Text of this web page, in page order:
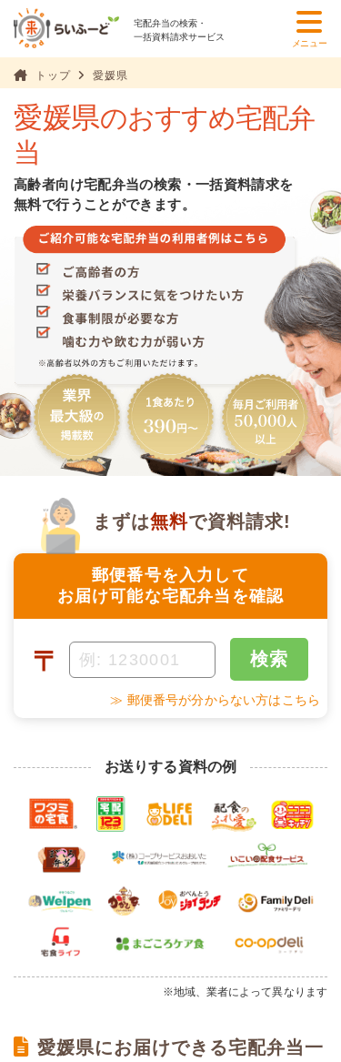
宅配弁当の検索・
一括資料請求サービス
メニュー
トップ 愛媛県
愛媛県のおすすめ宅配弁
当
高齢者向け宅配弁当の検索・一括資料請求を
無料で行うことができます。
郵便番号を入力して
お届け可能な宅配弁当を確認
まずは無料で資料請求!
〒 検索
≫ 郵便番号が分からない方はこちら
お送りする資料の例
※地域、業者によって異なります
愛媛県にお届けできる宅配弁当一